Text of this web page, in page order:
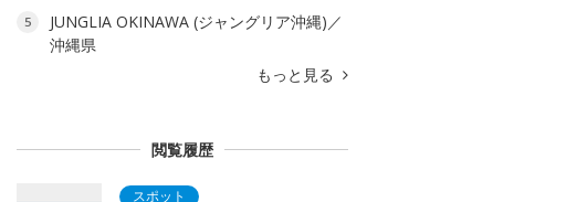
5
JUNGLIA OKINAWA (ジャングリア沖縄)／
沖縄県
もっと見る
閲覧履歴